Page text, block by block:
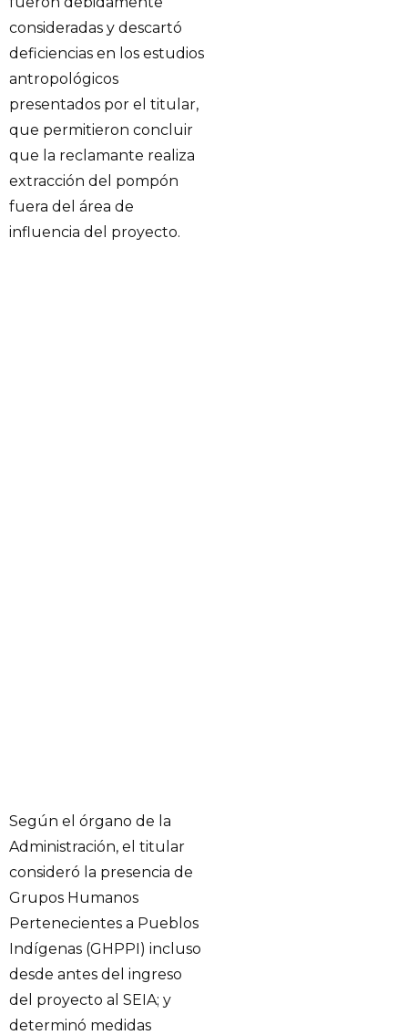
consideradas y descartó
deficiencias en los estudios
antropológicos
presentados por el titular,
que permitieron concluir
que la reclamante realiza
extracción del pompón
fuera del área de
influencia del proyecto.
Según el órgano de la
Administración, el titular
consideró la presencia de
Grupos Humanos
Pertenecientes a Pueblos
Indígenas (GHPPI) incluso
desde antes del ingreso
del proyecto al SEIA; y
determinó medidas